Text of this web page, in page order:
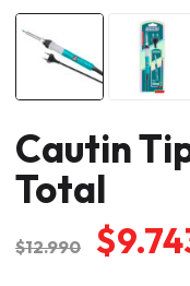
Cautin
Total
$12.990
El
$